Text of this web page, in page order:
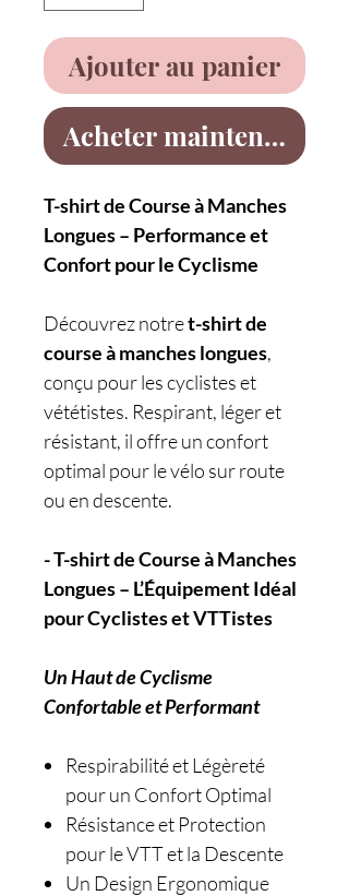
Ajouter au panier
Acheter maintenant
T-shirt de Course à Manches
Longues – Performance et
Confort pour le Cyclisme
Découvrez notret-shirt de
course à manches longues,
conçu pour les cyclistes et
vététistes. Respirant, léger et
résistant, il offre un confort
optimal pour le vélo sur route
ou en descente.
- T-shirt de Course à Manches
Longues – L’Équipement Idéal
pour Cyclistes et VTTistes
Un Haut de Cyclisme
Confortable et Performant
Respirabilité et Légèreté
pour un Confort Optimal
Résistance et Protection
pour le VTT et la Descente
Un Design Ergonomique